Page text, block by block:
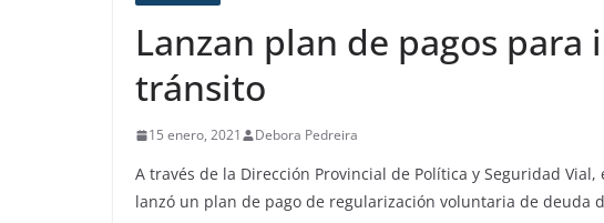
Lanzan plan de pagos para
tránsito
15 enero, 2021 Debora Pedreira
A través de la Dirección Provincial de Política y Seguridad
lanzó un plan de pago de regularización voluntaria de deuda